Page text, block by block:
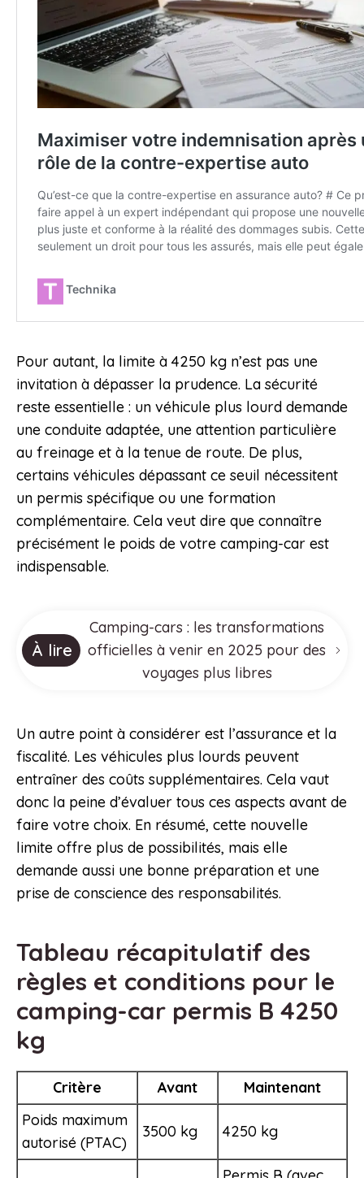
Pour autant, la limite à 4250 kg n’est pas une
invitation à dépasser la prudence. La sécurité
reste essentielle : un véhicule plus lourd demande
une conduite adaptée, une attention particulière
au freinage et à la tenue de route. De plus,
certains véhicules dépassant ce seuil nécessitent
un permis spécifique ou une formation
complémentaire. Cela veut dire que connaître
précisément le poids de votre camping-car est
indispensable.
À lire
Camping-cars : les transformations
officielles à venir en 2025 pour des
voyages plus libres
Un autre point à considérer est l’assurance et la
fiscalité. Les véhicules plus lourds peuvent
entraîner des coûts supplémentaires. Cela vaut
donc la peine d’évaluer tous ces aspects avant de
faire votre choix. En résumé, cette nouvelle
limite offre plus de possibilités, mais elle
demande aussi une bonne préparation et une
prise de conscience des responsabilités.
Tableau récapitulatif des
règles et conditions pour le
camping-car permis B 4250
kg
Critère Avant
Maintenant
Poids maximum
autorisé (PTAC)
3500 kg 4250 kg